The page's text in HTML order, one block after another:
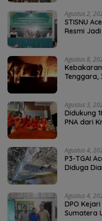
Agustus 2,
STISNU
Resmi
Agustus 8,
Tenggara,
Agustus 3,
Didukung
PNA dari
Agustus 4,
P3-TGAI
Diduga
Agustus 4,
DPO
Sumatera